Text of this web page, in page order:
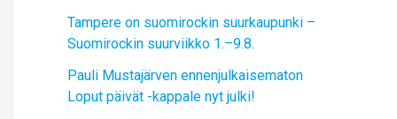
Tampere on suomirockin suurkaupunki –
Suomirockin suurviikko 1.–9.8.
Pauli Mustajärven ennenjulkaisematon
Loput päivät -kappale nyt julki!